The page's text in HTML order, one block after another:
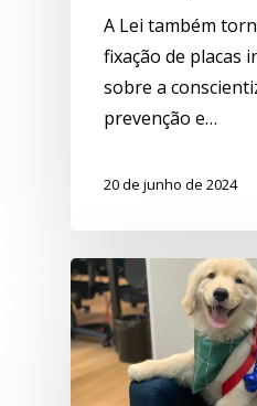
A Lei também
fixação de placas
sobre a
prevenção e…
20 de junho de 2024